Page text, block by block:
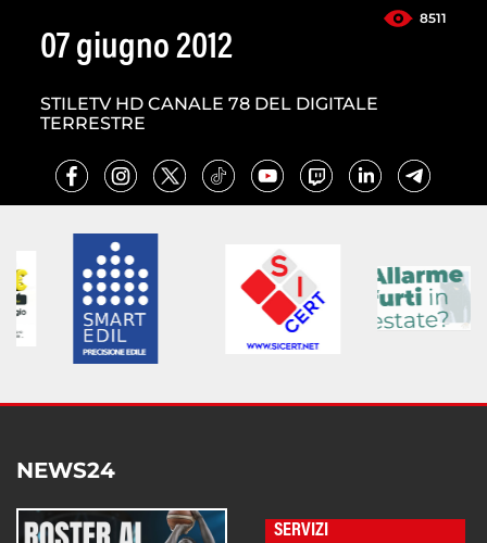
8511
07 giugno 2012
STILETV HD CANALE 78 DEL DIGITALE
TERRESTRE
NEWS24
SERVIZI